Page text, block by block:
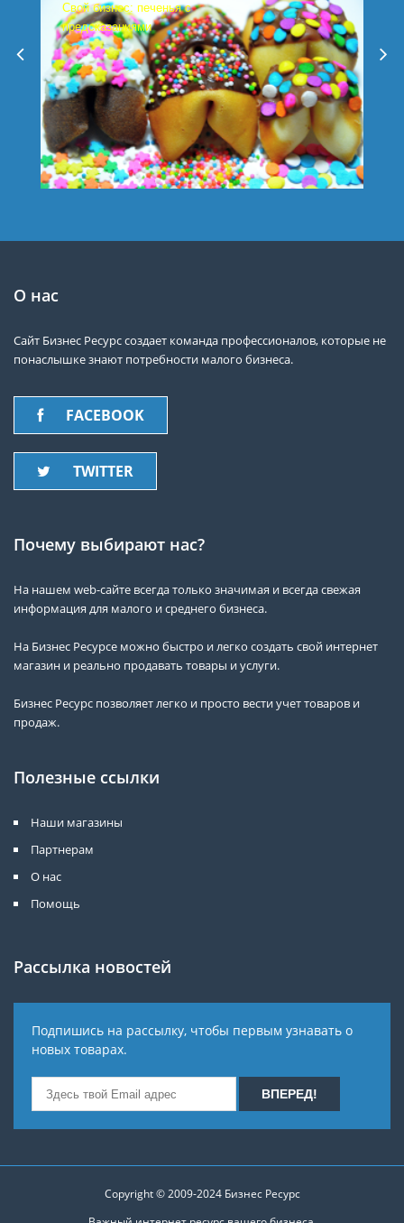
Свой бизнес: печенья с
предсказаниями
О нас
Сайт Бизнес Ресурс создает команда профессионалов, которые не
понаслышке знают потребности малого бизнеса.
FACEBOOK
TWITTER
Почему выбирают нас?
На нашем web-сайте всегда только значимая и всегда свежая
информация для малого и среднего бизнеса.
На Бизнес Ресурсе можно быстро и легко создать свой интернет
магазин и реально продавать товары и услуги.
Бизнес Ресурс позволяет легко и просто вести учет товаров и
продаж.
Полезные ссылки
Наши магазины
Партнерам
О нас
Помощь
Рассылка новостей
Подпишись на рассылку, чтобы первым узнавать о
новых товарах.
Copyright © 2009-2024 Бизнес Ресурс